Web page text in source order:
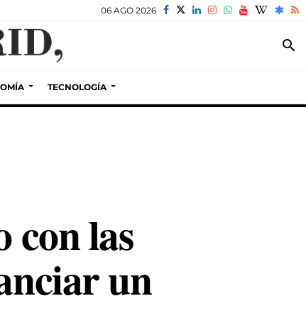
06 AGO 2026
search
TECNOLOGÍA
con las
un